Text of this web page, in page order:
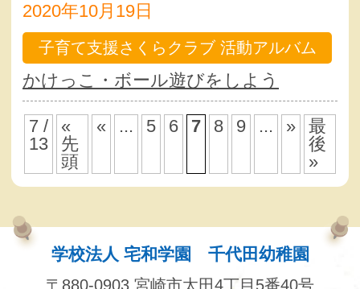
2020年10月19日
子育て支援さくらクラブ 活動アルバム
かけっこ・ボール遊びをしよう
7 /
13
«
先
頭
« ... 5 6 7 8 9 ... »
最
後
»
学校法人 宅和学園 千代田幼稚園
〒880-0903 宮崎市太田4丁目5番40号